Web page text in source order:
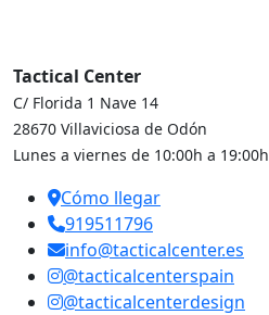
Tactical Center
C/ Florida 1 Nave 14
28670 Villaviciosa de Odón
Lunes a viernes de 10:00h a 19:00h
Cómo llegar
919511796
info@tacticalcenter.es
@tacticalcenterspain
@tacticalcenterdesign